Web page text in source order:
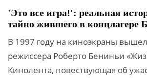
'Это все игра!': реальная
тайно жившего в концлагере
В 1997 году на киноэкраны
режиссера Роберто Бениньи
Кинолента, повествующая об